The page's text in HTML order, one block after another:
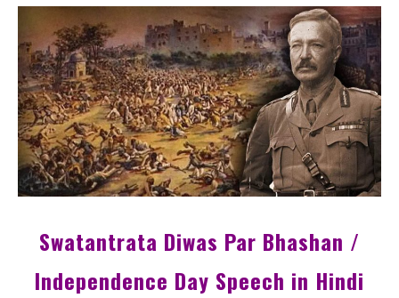
Swatantrata Diwas Par Bhashan /
Independence Day Speech in Hindi